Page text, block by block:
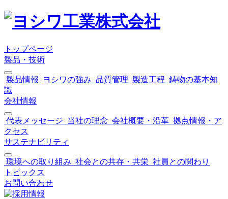
トップページ
製品・技術
製品情報 ヨシワの強み 品質管理 製造工程 鋳物の基本知
識
会社情報
代表メッセージ 当社の理念 会社概要・沿革 拠点情報・ア
クセス
サステナビリティ
環境への取り組み 社会との共存・共栄 社員との関わり
トピックス
お問い合わせ